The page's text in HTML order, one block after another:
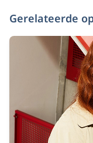
Gerelateerde